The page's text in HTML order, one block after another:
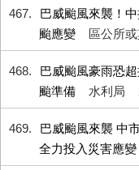
467
巴威颱風來襲！
颱應變
區公所
468
巴威颱風豪雨恐
颱準備
水利局
469
巴威颱風來襲 中
全力投入災害應變